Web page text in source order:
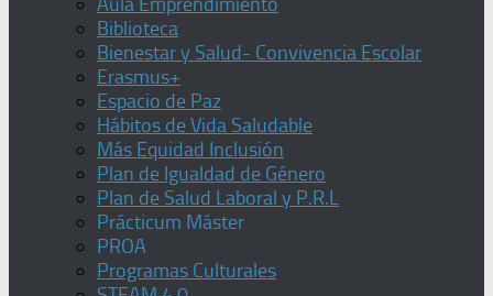
Biblioteca
Bienestar y Salud- Convivencia Escolar
Erasmus+
Espacio de Paz
Hábitos de Vida Saludable
Más Equidad Inclusión
Plan de Igualdad de Género
Plan de Salud Laboral y P.R.L
Prácticum Máster
PROA
Programas Culturales